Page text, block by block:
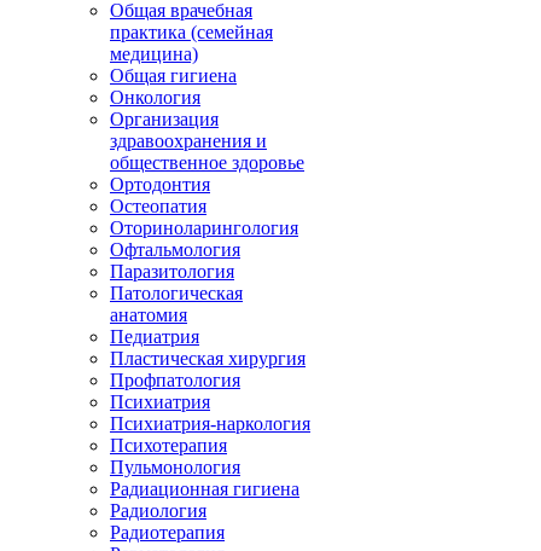
Общая врачебная
практика (семейная
медицина)
Общая гигиена
Онкология
Организация
здравоохранения и
общественное здоровье
Ортодонтия
Остеопатия
Оториноларингология
Офтальмология
Паразитология
Патологическая
анатомия
Педиатрия
Пластическая хирургия
Профпатология
Психиатрия
Психиатрия-наркология
Психотерапия
Пульмонология
Радиационная гигиена
Радиология
Радиотерапия